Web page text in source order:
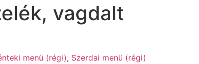
vagdalt
menü (régi), Szerdai menü (régi)